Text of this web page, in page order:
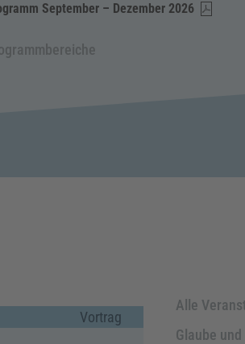
September – Dezember 2026
Vortrag
Alle
Glaube